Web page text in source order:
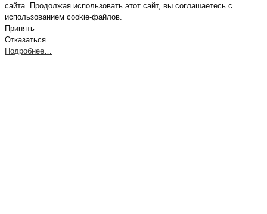
сайта. Продолжая использовать этот сайт, вы соглашаетесь с
использованием cookie-файлов.
Принять
Отказаться
Подробнее…